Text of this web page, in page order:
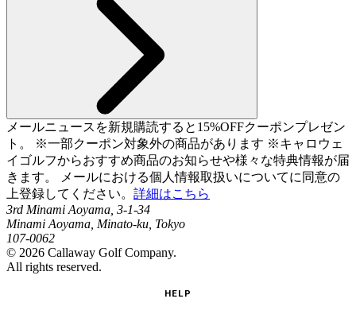
メールニュースを新規購読すると15%OFFクーポンプレゼン
ト。 ※一部クーポン対象外の商品があります ※キャロウェ
イゴルフからおすすめ商品のお知らせや様々な特典情報が届
きます。 メールにおける個人情報取扱いについてに同意の
上登録してください。 詳細はこちら
3rd Minami Aoyama, 3-1-34
Minami Aoyama, Minato-ku, Tokyo
107-0062
© 2026 Callaway Golf Company.
All rights reserved.
HELP